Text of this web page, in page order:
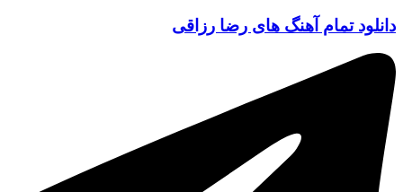
دانلود تمام آهنگ های رضا رزاقی